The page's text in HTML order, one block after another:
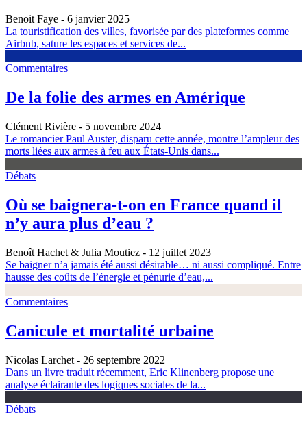
Benoit Faye - 6 janvier 2025
La touristification des villes, favorisée par des plateformes comme
Airbnb, sature les espaces et services de...
Commentaires
De la folie des armes en Amérique
Clément Rivière - 5 novembre 2024
Le romancier Paul Auster, disparu cette année, montre l’ampleur des
morts liées aux armes à feu aux États-Unis dans...
Débats
Où se baignera-t-on en France quand il
n’y aura plus d’eau ?
Benoît Hachet & Julia Moutiez - 12 juillet 2023
Se baigner n’a jamais été aussi désirable… ni aussi compliqué. Entre
hausse des coûts de l’énergie et pénurie d’eau,...
Commentaires
Canicule et mortalité urbaine
Nicolas Larchet - 26 septembre 2022
Dans un livre traduit récemment, Eric Klinenberg propose une
analyse éclairante des logiques sociales de la...
Débats